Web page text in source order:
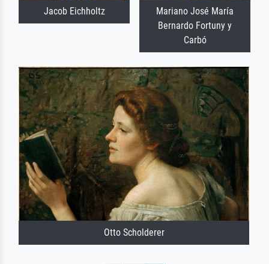
Jacob Eichholtz
Mariano José María
Bernardo Fortuny y
Carbó
Otto Scholderer